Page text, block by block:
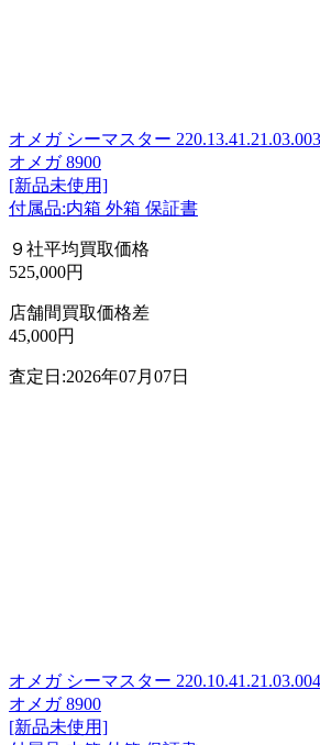
オメガ シーマスター
オメガ 8900
[新品未使用]
付属品:内箱 外箱 保証書
９社平均買取価格
525,000円
店舗間買取価格差
45,000円
査定日:2026年07月07日
オメガ シーマスター
オメガ 8900
[新品未使用]